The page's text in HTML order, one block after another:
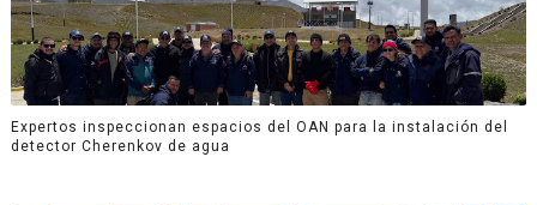
Expertos inspeccionan espacios del OAN para la instalación del
detector Cherenkov de agua